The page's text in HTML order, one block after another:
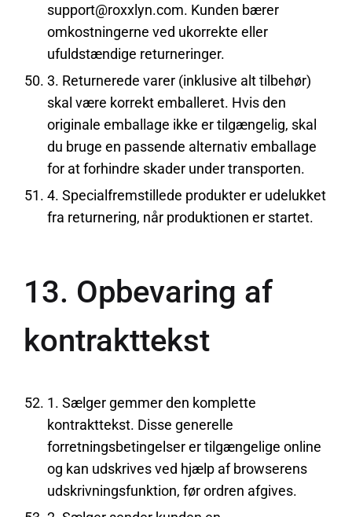
support@roxxlyn.com. Kunden bærer
omkostningerne ved ukorrekte eller
ufuldstændige returneringer.
3. Returnerede varer (inklusive alt tilbehør)
skal være korrekt emballeret. Hvis den
originale emballage ikke er tilgængelig, skal
du bruge en passende alternativ emballage
for at forhindre skader under transporten.
4. Specialfremstillede produkter er udelukket
fra returnering, når produktionen er startet.
13. Opbevaring af
kontrakttekst
1. Sælger gemmer den komplette
kontrakttekst. Disse generelle
forretningsbetingelser er tilgængelige online
og kan udskrives ved hjælp af browserens
udskrivningsfunktion, før ordren afgives.